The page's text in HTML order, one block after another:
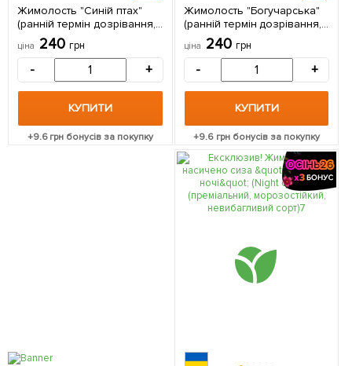
Жимолость "Синій птах"
(ранній термін дозрівання,
стійкий до осипання сорт) 1
саджанець в упаковці
ціна 240 грн
- +
КУПИТИ
+9.6грн бонусів за покупку
Жимолость "Богучарська"
(ранній термін дозрівання,
висока
транспортабельність) 1
саджанець в упаковці
ціна 240 грн
- +
КУПИТИ
+9.6 грн бонусів за покупку